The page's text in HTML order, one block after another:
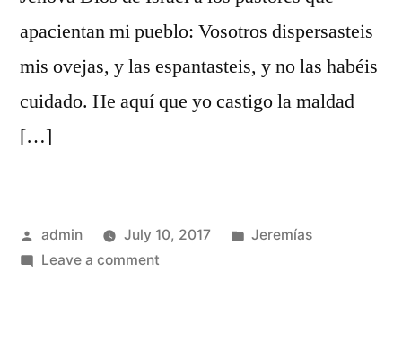
apacientan mi pueblo: Vosotros dispersasteis
mis ovejas, y las espantasteis, y no las habéis
cuidado. He aquí que yo castigo la maldad
[…]
Posted
by
admin July 10, 2017
Posted
Jeremías
Leave a commenton